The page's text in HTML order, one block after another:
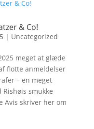
& Co!
| Uncategorized
meget at glæde
flotte anmeldelser
– en meget
smukke
Avis skriver her om